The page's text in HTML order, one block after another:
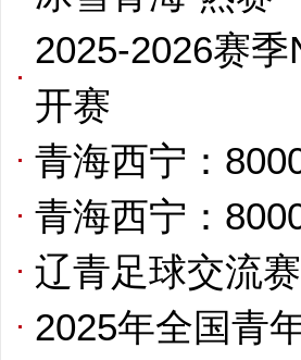
2025-2026赛
开赛
青海西宁：
青海西宁：
辽青足球交流
2025年全国青